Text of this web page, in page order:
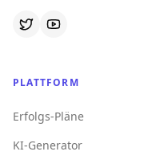
PLATTFORM
Erfolgs-Pläne
KI-Generator